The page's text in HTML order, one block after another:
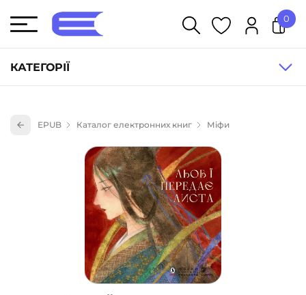
КАТЕГОРІЇ
Книги для дітей (833)
Книги для підлітків (240)
Науково-популярна література (1015)
Навчальна література та посібники (527)
Енциклопедії, довідники, словники (55)
Подарункові сертифікати (1)
0
EPUB Каталог електронних книг Міфи